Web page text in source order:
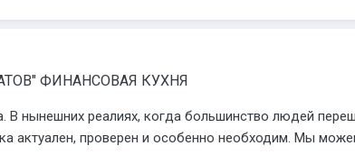
ФИНАНСОВАЯ КУХНЯ
нынешних реалиях, когда большинство людей
актуален, проверен и особенно необходим. Мы